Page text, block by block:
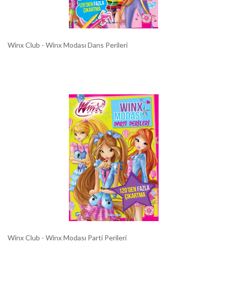
Winx Club - Winx Modası Dans Perileri
Winx Club - Winx Modası Parti Perileri